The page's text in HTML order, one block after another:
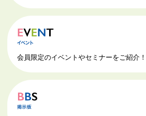
会員限定のイベントやセミナーをご紹介！